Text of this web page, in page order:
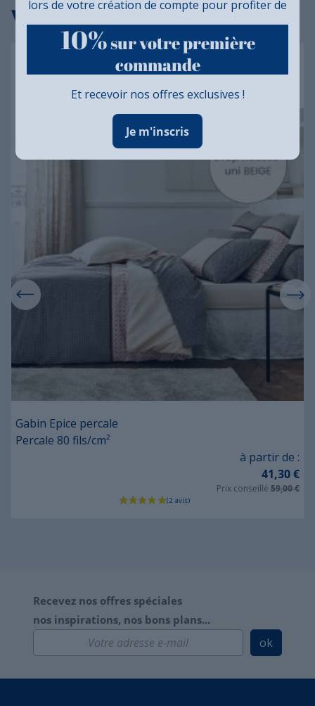
Vous aimerez aussi...
Drap housse percale Tradilinge uni BEIGE
(Gabin Épice)
Gabin Epice percale
Percale 80 fils/cm²
à partir de :
41,30 €
Prix conseillé 59,00 €
Recevez nos offres spéciales
nos inspirations, nos bons plans...
ok
lors de votre création de compte pour profiter de
10%sur votre première
commande
Et recevoir nos offres exclusives !
Je m'inscris